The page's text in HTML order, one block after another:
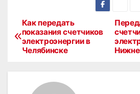
НКак передать
показания счетчиков
электроэнергии в
Челябинске